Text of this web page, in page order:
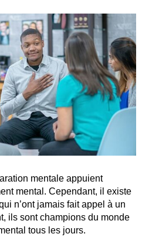
mentale appuient
mental. Cependant, il existe
n’ont jamais fait appel à un
ils sont champions du monde
tous les jours.